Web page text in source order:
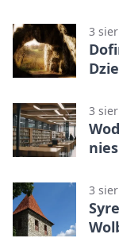
3
3
3